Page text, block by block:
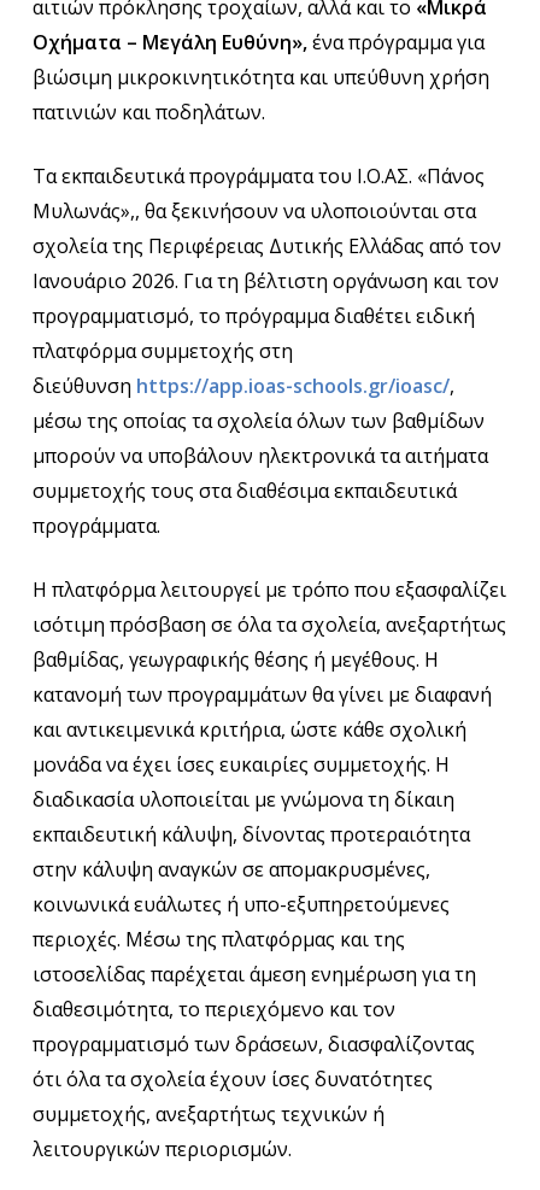
αιτιών πρόκλησης τροχαίων, αλλά και το «Μικρά
Οχήματα – Μεγάλη Ευθύνη»,ένα πρόγραμμα για
βιώσιμη μικροκινητικότητα και υπεύθυνη χρήση
πατινιών και ποδηλάτων.
Τα εκπαιδευτικά προγράμματα του Ι.Ο.ΑΣ. «Πάνος
Μυλωνάς»,, θα ξεκινήσουν να υλοποιούνται στα
σχολεία της Περιφέρειας Δυτικής Ελλάδας από τον
Ιανουάριο 2026. Για τη βέλτιστη οργάνωση και τον
προγραμματισμό, το πρόγραμμα διαθέτει ειδική
πλατφόρμα συμμετοχής στη
διεύθυνση https://app.ioas-schools.gr/ioasc/,
μέσω της οποίας τα σχολεία όλων των βαθμίδων
μπορούν να υποβάλουν ηλεκτρονικά τα αιτήματα
συμμετοχής τους στα διαθέσιμα εκπαιδευτικά
προγράμματα.
Η πλατφόρμα λειτουργεί με τρόπο που εξασφαλίζει
ισότιμη πρόσβαση σε όλα τα σχολεία, ανεξαρτήτως
βαθμίδας, γεωγραφικής θέσης ή μεγέθους. Η
κατανομή των προγραμμάτων θα γίνει με διαφανή
και αντικειμενικά κριτήρια, ώστε κάθε σχολική
μονάδα να έχει ίσες ευκαιρίες συμμετοχής. Η
διαδικασία υλοποιείται με γνώμονα τη δίκαιη
εκπαιδευτική κάλυψη, δίνοντας προτεραιότητα
στην κάλυψη αναγκών σε απομακρυσμένες,
κοινωνικά ευάλωτες ή υπο-εξυπηρετούμενες
περιοχές. Μέσω της πλατφόρμας και της
ιστοσελίδας παρέχεται άμεση ενημέρωση για τη
διαθεσιμότητα, το περιεχόμενο και τον
προγραμματισμό των δράσεων, διασφαλίζοντας
ότι όλα τα σχολεία έχουν ίσες δυνατότητες
συμμετοχής, ανεξαρτήτως τεχνικών ή
λειτουργικών περιορισμών.